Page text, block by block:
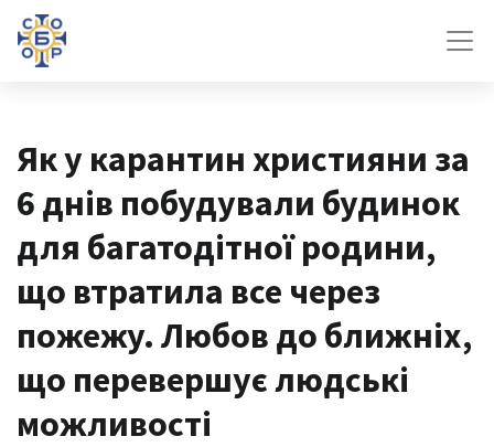
Як у карантин християни за
6 днів побудували будинок
для багатодітної родини,
що втратила все через
пожежу. Любов до ближніх,
що перевершує людські
можливості